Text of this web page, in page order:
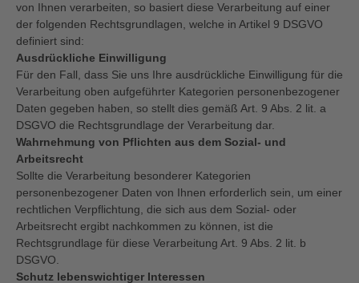
von Ihnen verarbeiten, so basiert diese Verarbeitung auf einer
der folgenden Rechtsgrundlagen, welche in Artikel 9 DSGVO
definiert sind:
Ausdrückliche Einwilligung
Für den Fall, dass Sie uns Ihre ausdrückliche Einwilligung für die
Verarbeitung oben aufgeführter Kategorien personenbezogener
Daten gegeben haben, so stellt dies gemäß Art. 9 Abs. 2 lit. a
DSGVO die Rechtsgrundlage der Verarbeitung dar.
Wahrnehmung von Pflichten aus dem Sozial- und
Arbeitsrecht
Sollte die Verarbeitung besonderer Kategorien
personenbezogener Daten von Ihnen erforderlich sein, um einer
rechtlichen Verpflichtung, die sich aus dem Sozial- oder
Arbeitsrecht ergibt nachkommen zu können, ist die
Rechtsgrundlage für diese Verarbeitung Art. 9 Abs. 2 lit. b
DSGVO.
Schutz lebenswichtiger Interessen